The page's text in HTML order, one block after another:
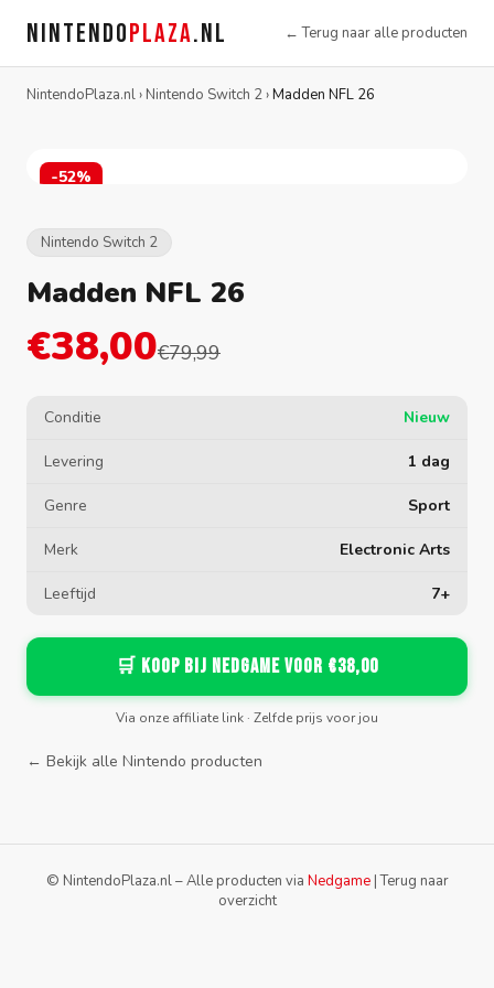
NINTENDOPLAZA.NL ← Terug naar alle producten
NintendoPlaza.nl› Nintendo Switch 2›Madden NFL 26
-52%
Nintendo Switch 2
Madden NFL 26
€38,00€79,99
Conditie Nieuw
Levering 1 dag
Genre Sport
Merk Electronic Arts
Leeftijd 7+
🛒 Koop bij Nedgame voor €38,00
Via onze affiliate link · Zelfde prijs voor jou
← Bekijk alle Nintendo producten
© NintendoPlaza.nl – Alle producten via Nedgame|Terug naar
overzicht